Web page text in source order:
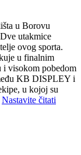
u Borovu
utakmice
ovog sporta.
u finalnim
i visokom pobedom
KB DISPLEY i
u kojoj su
Nastavite čitati